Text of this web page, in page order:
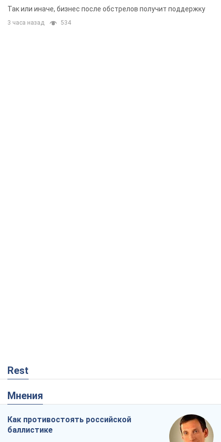
складским помещениям
Так или иначе, бизнес после обстрелов получит поддержку
3 часа назад 534
Rest
Мнения
Как противостоять российской
баллистике